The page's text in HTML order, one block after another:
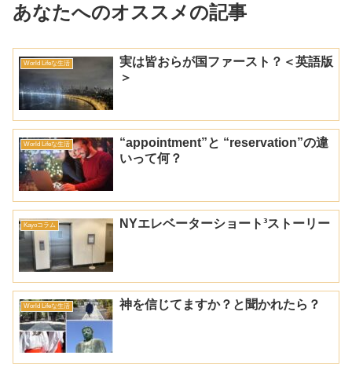
あなたへのオススメの記事
World Lifeな生活
実は皆おらが国ファースト？＜英語版
＞
World Lifeな生活
“appointment”と “reservation”の違
いって何？
Kayoコラム NYエレベーターショート³ストーリー
World Lifeな生活 神を信じてますか？と聞かれたら？